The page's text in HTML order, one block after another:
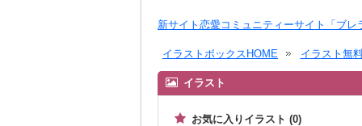
新サイト恋愛コミュニティーサイト「ブレ
イラストボックスHOME イラスト無
イラスト
お気に入りイラスト (0)